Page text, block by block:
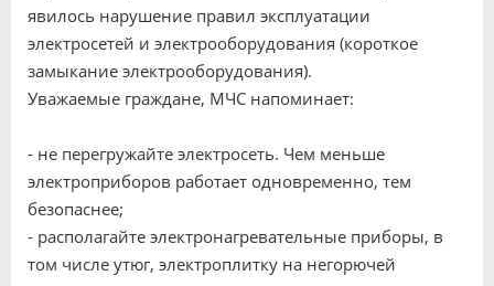
явилось нарушение правил эксплуатации
электросетей и электрооборудования (короткое
замыкание электрооборудования).
Уважаемые граждане, МЧС напоминает:
- не перегружайте электросеть. Чем меньше
электроприборов работает одновременно, тем
безопаснее;
- располагайте электронагревательные приборы, в
том числе утюг, электроплитку на негорючей